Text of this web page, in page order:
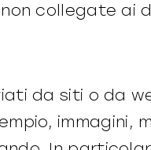
collegate ai
da siti o da
immagini,